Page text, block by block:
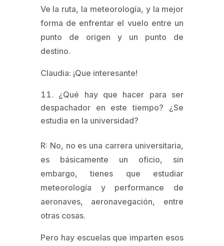
Ve la ruta, la meteorología, y la mejor
forma de enfrentar el vuelo entre un
punto de origen y un punto de
destino.
Claudia: ¡Que interesante!
¿Qué hay que hacer para ser
despachador en este tiempo? ¿Se
estudia en la universidad?
R: No, no es una carrera universitaria,
es básicamente un oficio, sin
embargo, tienes que estudiar
meteorología y performance de
aeronaves, aeronavegación, entre
otras cosas.
Pero hay escuelas que imparten esos